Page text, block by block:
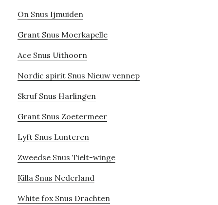
On Snus Ijmuiden
Grant Snus Moerkapelle
Ace Snus Uithoorn
Nordic spirit Snus Nieuw vennep
Skruf Snus Harlingen
Grant Snus Zoetermeer
Lyft Snus Lunteren
Zweedse Snus Tielt-winge
Killa Snus Nederland
White fox Snus Drachten